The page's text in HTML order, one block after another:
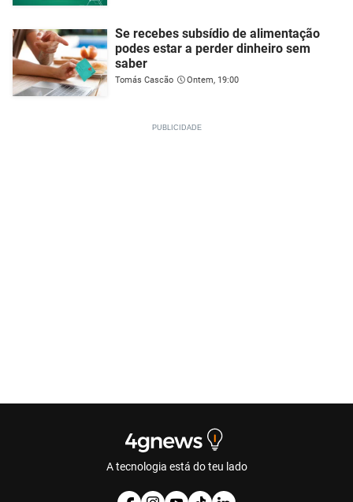
Se recebes subsídio de alimentação
podes estar a perder dinheiro sem
saber
Tomás Cascão Ontem, 19:00
A tecnologia está do teu lado